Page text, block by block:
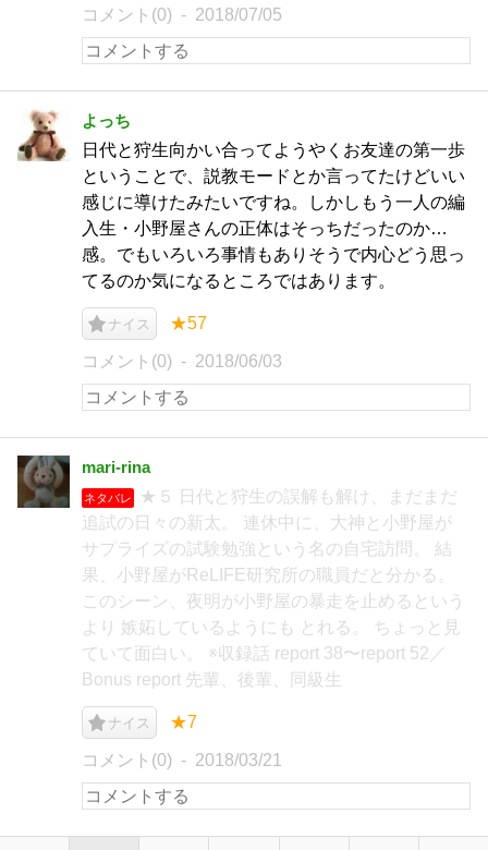
コメント(0) 2018/07/05
よっち
日代と狩生向かい合ってようやくお友達の第一歩
ということで、説教モードとか言ってたけどいい
感じに導けたみたいですね。しかしもう一人の編
入生・小野屋さんの正体はそっちだったのか…
感。でもいろいろ事情もありそうで内心どう思っ
てるのか気になるところではあります。
ナイス ★57
コメント(0) 2018/06/03
mari-rina
ネタバレ
★５ 日代と狩生の誤解も解け、まだまだ
追試の日々の新太。 連休中に、大神と小野屋が
サプライズの試験勉強という名の自宅訪問。 結
果、小野屋がReLIFE研究所の職員だと分かる。
このシーン、夜明が小野屋の暴走を止めるという
より 嫉妬しているようにも とれる。 ちょっと見
ていて面白い。 ※収録話 report 38〜report 52／
Bonus report 先輩、後輩、同級生
ナイス ★7
コメント(0) 2018/03/21